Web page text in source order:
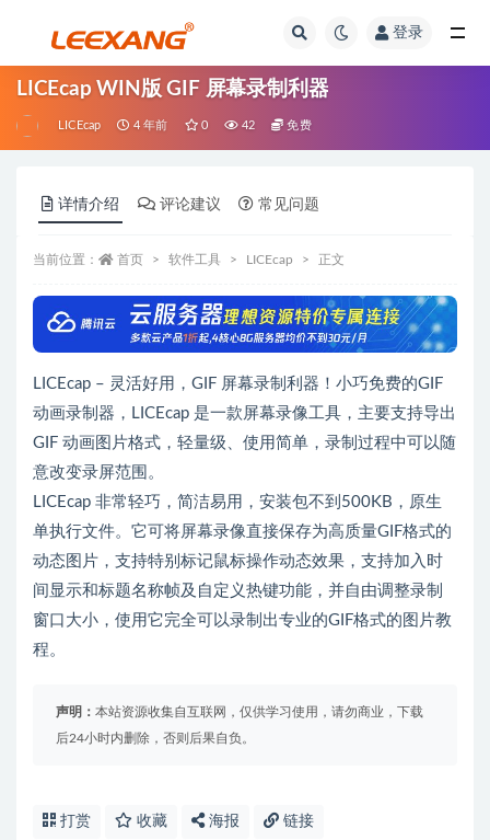
登录
LICEcap WIN版 GIF 屏幕录制利器
LICEcap 4 年前 0 42 免费
详情介绍 评论建议 常见问题
当前位置： 首页 软件工具 LICEcap 正文
LICEcap – 灵活好用，GIF 屏幕录制利器！小巧免费的GIF
动画录制器，LICEcap 是一款屏幕录像工具，主要支持导出
GIF 动画图片格式，轻量级、使用简单，录制过程中可以随
意改变录屏范围。
LICEcap 非常轻巧，简洁易用，安装包不到500KB，原生
单执行文件。它可将屏幕录像直接保存为高质量GIF格式的
动态图片，支持特别标记鼠标操作动态效果，支持加入时
间显示和标题名称帧及自定义热键功能，并自由调整录制
窗口大小，使用它完全可以录制出专业的GIF格式的图片教
程。
声明： 本站资源收集自互联网，仅供学习使用，请勿商业，下载
后24小时内删除，否则后果自负。
打赏 收藏 海报 链接